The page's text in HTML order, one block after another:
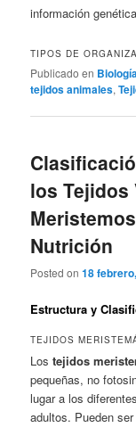
información
TIPOS DE
Publicado en Biología
tejidos animales,
los Tejidos
Nutrición
Posted on18
Estructura y
TEJIDOS
Lostejidos
pequeñas, no
lugar a los
adultos. Pueden